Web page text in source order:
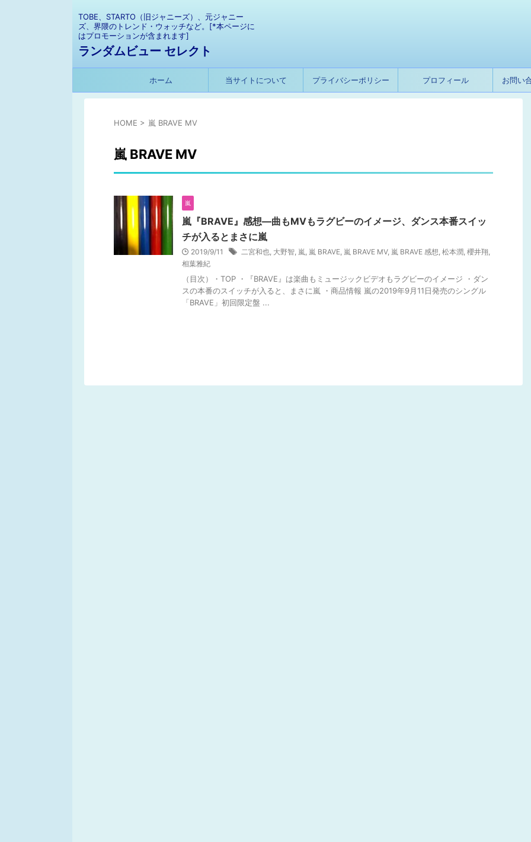
TOBE、STARTO（旧ジャニーズ）、元ジャニー
ズ、界隈のトレンド・ウォッチなど。[*本ページに
はプロモーションが含まれます]
ランダムビュー セレクト
ホーム 当サイトについて プライバシーポリシー プロフィール お問い
HOME > 嵐 BRAVE MV
嵐 BRAVE MV
嵐
嵐『BRAVE』感想―曲もMVもラグビーのイメージ、ダンス本番スイッ
チが入るとまさに嵐
2019/9/11 二宮和也, 大野智, 嵐, 嵐 BRAVE, 嵐 BRAVE MV, 嵐 BRAVE 感想, 松本潤, 櫻井翔,
相葉雅紀
（目次）・TOP ・『BRAVE』は楽曲もミュージックビデオもラグビーのイメージ ・ダン
スの本番のスイッチが入ると、まさに嵐 ・商品情報 嵐の2019年9月11日発売のシングル
「BRAVE」初回限定盤 ...